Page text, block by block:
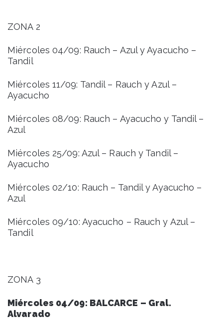
ZONA 2
Miércoles 04/09: Rauch – Azul y Ayacucho –
Tandil
Miércoles 11/09: Tandil – Rauch y Azul –
Ayacucho
Miércoles 08/09: Rauch – Ayacucho y Tandil –
Azul
Miércoles 25/09: Azul – Rauch y Tandil –
Ayacucho
Miércoles 02/10: Rauch – Tandil y Ayacucho –
Azul
Miércoles 09/10: Ayacucho – Rauch y Azul –
Tandil
ZONA 3
Miércoles 04/09: BALCARCE – Gral.
Alvarado